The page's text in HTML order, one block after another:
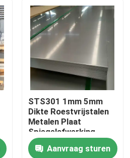
STS301 1mm 5mm
Dikte Roestvrijstalen
Metalen Plaat
Spiegelafwerking
Koudwalsen Polijsten
Slijtvastheid
Aanvraag sturen